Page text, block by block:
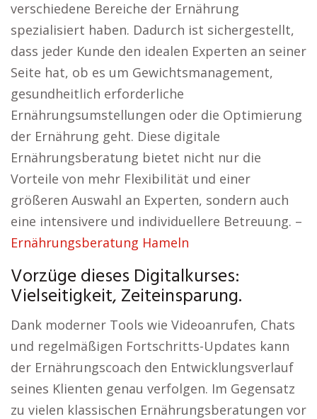
verschiedene Bereiche der Ernährung
spezialisiert haben. Dadurch ist sichergestellt,
dass jeder Kunde den idealen Experten an seiner
Seite hat, ob es um Gewichtsmanagement,
gesundheitlich erforderliche
Ernährungsumstellungen oder die Optimierung
der Ernährung geht. Diese digitale
Ernährungsberatung bietet nicht nur die
Vorteile von mehr Flexibilität und einer
größeren Auswahl an Experten, sondern auch
eine intensivere und individuellere Betreuung. –
Ernährungsberatung Hameln
Vorzüge dieses Digitalkurses:
Vielseitigkeit, Zeiteinsparung.
Dank moderner Tools wie Videoanrufen, Chats
und regelmäßigen Fortschritts-Updates kann
der Ernährungscoach den Entwicklungsverlauf
seines Klienten genau verfolgen. Im Gegensatz
zu vielen klassischen Ernährungsberatungen vor